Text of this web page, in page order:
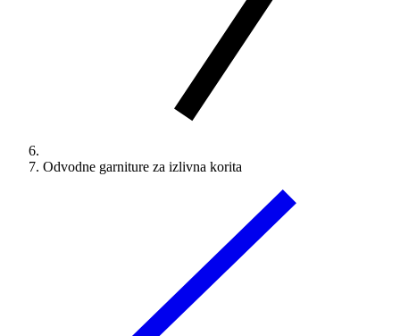
Odvodne garniture za izlivna korita